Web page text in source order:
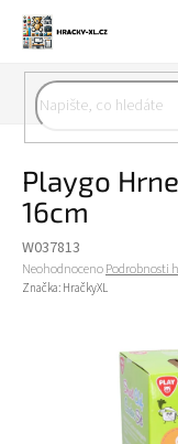
obsah
Playgo
16cm
W037813
Průměrné
hodnocení
NeohodnocenoPodrobnosti
Značka: HračkyXL